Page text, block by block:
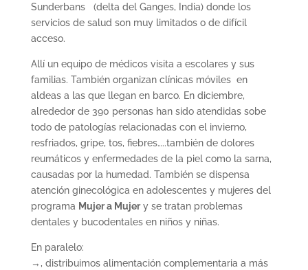
Sunderbans (delta del Ganges, India) donde los
servicios de salud son muy limitados o de difícil
acceso.
Allí un equipo de médicos visita a escolares y sus
familias. También organizan clínicas móviles en
aldeas a las que llegan en barco. En diciembre,
alrededor de 390 personas han sido atendidas sobe
todo de patologías relacionadas con el invierno,
resfriados, gripe, tos, fiebres…..también de dolores
reumáticos y enfermedades de la piel como la sarna,
causadas por la humedad. También se dispensa
atención ginecológica en adolescentes y mujeres del
programa Mujer a Mujery se tratan problemas
dentales y bucodentales en niños y niñas.
En paralelo:
→, distribuimos alimentación complementaria a más